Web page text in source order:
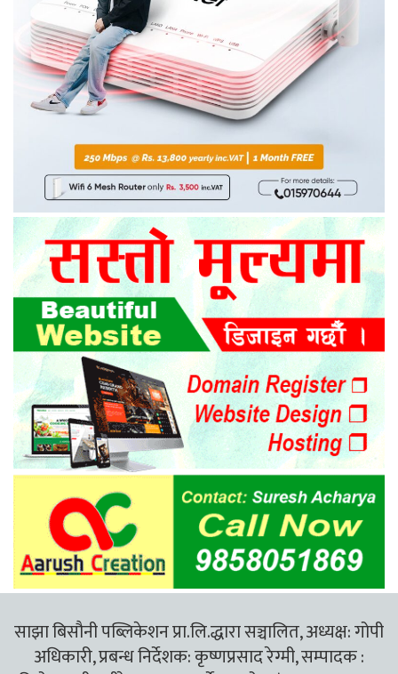
साझा बिसौनी पब्लिकेशन प्रा.लि.द्धारा सञ्चालित, अध्यक्ष: गोपी
अधिकारी, प्रबन्ध निर्देशक: कृष्णप्रसाद रेग्मी, सम्पादक :